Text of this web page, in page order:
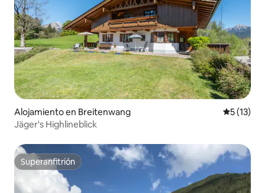
Alojamiento en Breitenwang
5 (13)
Jäger's Highlineblick
Superanfitrión
Superanfitrión